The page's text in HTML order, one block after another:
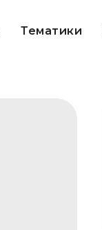
Тематики